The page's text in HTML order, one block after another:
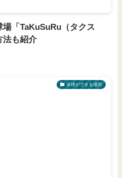
「TaKuSuRu（タクス
法も紹介
卓球ができる場所